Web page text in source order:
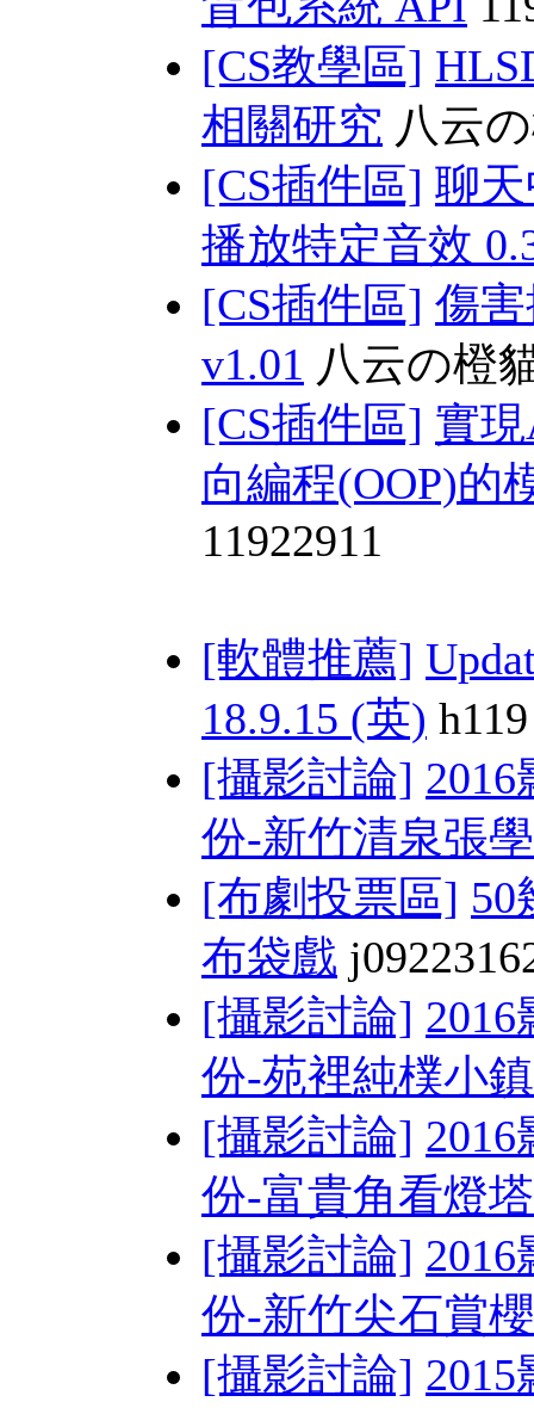
[CS教學區]
相關研究 八云
[CS插件區] 聊
播放特定音效
[CS插件區] 傷
v1.01 八云の橙
[CS插件區] 實
向編程(OOP)的
11922911
[軟體推薦]
18.9.15 (英) h119
[攝影討論]
份-新竹清泉張
[布劇投票區] 50
布袋戲
[攝影討論]
份-苑裡純樸小鎮
[攝影討論]
份-富貴角看燈塔
[攝影討論]
份-新竹尖石賞
[攝影討論]